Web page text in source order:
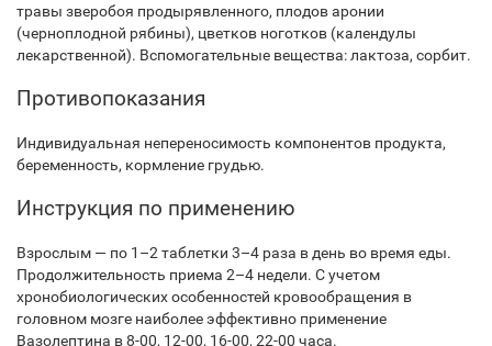
травы зверобоя продырявленного, плодов аронии
(черноплодной рябины), цветков ноготков (календулы
лекарственной). Вспомогательные вещества: лактоза, сорбит.
Противопоказания
Индивидуальная непереносимость компонентов продукта,
беременность, кормление грудью.
Инструкция по применению
Взрослым — по 1–2 таблетки 3–4 раза в день во время еды.
Продолжительность приема 2–4 недели. С учетом
хронобиологических особенностей кровообращения в
головном мозге наиболее эффективно применение
Вазолептина в 8-00, 12-00, 16-00, 22-00 часа.